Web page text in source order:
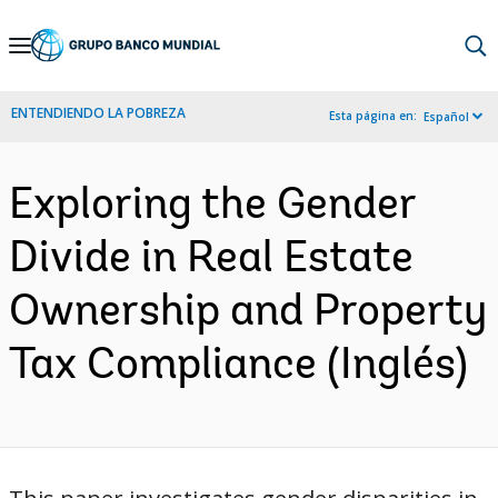
Skip
Navigation
ENTENDIENDO LA POBREZA Esta página en: Español
Exploring the Gender
Divide in Real Estate
Ownership and Property
Tax Compliance (Inglés)